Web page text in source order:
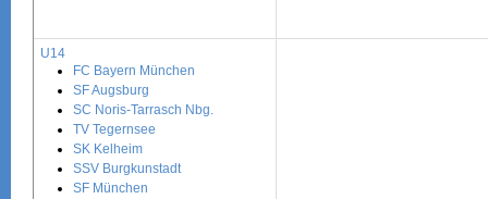
U14
FC Bayern München
SF Augsburg
SC Noris-Tarrasch Nbg.
TV Tegernsee
SK Kelheim
SSV Burgkunstadt
SF München